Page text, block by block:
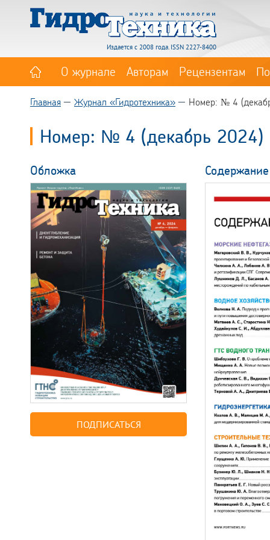
Издается с 2008 года. ISSN 2227-8400
О журнале Авторам Рецензентам
Главная Журнал «Гидротехника» Номер: № 4
Номер: № 4 (декабрь 2024)
Обложка
ПОДПИСАТЬСЯ
Содержание